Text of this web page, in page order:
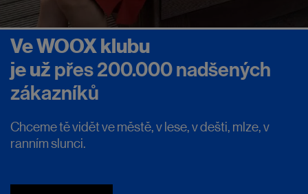
Ve WOOX klubu
je už přes 200.000 nadšených
zákazníků
Chceme tě vidět ve městě, v lese, v dešti, mlze, v
ranním slunci.